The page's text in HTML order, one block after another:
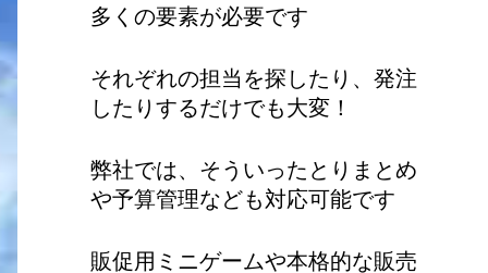
多くの要素が必要です
それぞれの担当を探したり、発注
したりするだけでも大変！
弊社では、そういったとりまとめ
や予算管理なども対応可能です
販促用ミニゲームや本格的な販売